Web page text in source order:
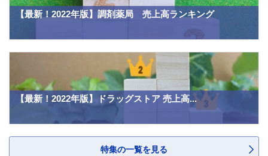
【最新！2022年版】調剤薬局 売上高ランキング
【最新！2022年版】ドラッグストア 売上高...
特集の一覧を見る